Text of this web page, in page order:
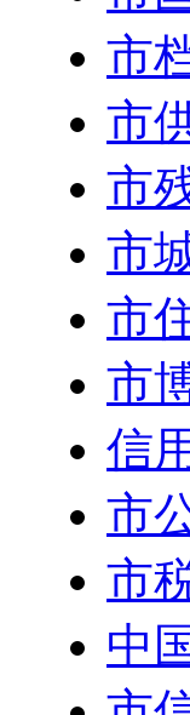
市
市
市
市
市
市
信
市
市
中